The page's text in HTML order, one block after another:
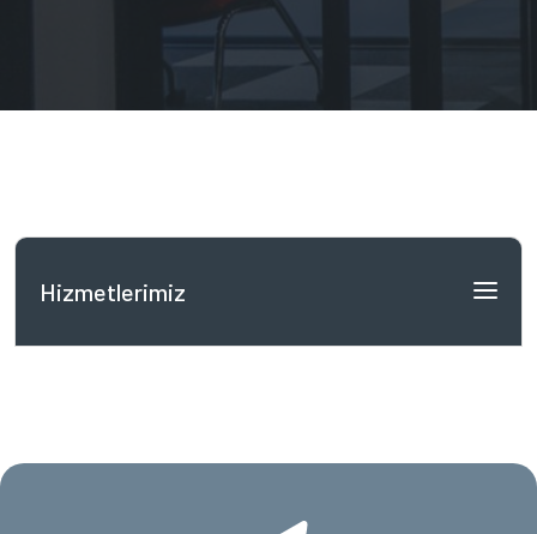
Hizmetlerimiz